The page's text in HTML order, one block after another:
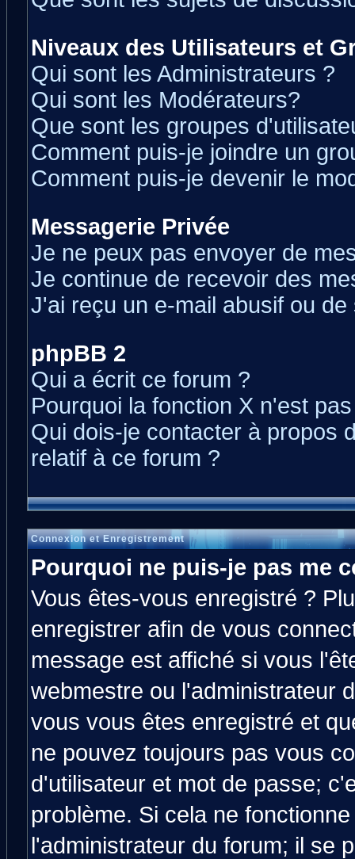
Niveaux des Utilisateurs et
Qui sont les Administrateurs ?
Qui sont les Modérateurs?
Que sont les groupes
Comment puis-je joindre un
Comment puis-je devenir le
Messagerie Privée
Je ne peux pas envoyer de
Je continue de recevoir des
J'ai reçu un e-mail abusif ou
phpBB 2
Qui a écrit ce forum ?
Pourquoi la fonction X n'est
Qui dois-je contacter à propos
relatif à ce forum ?
Connexion et Enregistrement
Pourquoi ne puis-je pas me
Vous êtes-vous enregistré ?
enregistrer afin de vous
message est affiché si vous
webmestre ou l'administrateur
vous vous êtes enregistré et
ne pouvez toujours pas vous
d'utilisateur et mot de passe;
problème. Si cela ne
l'administrateur du forum; il se